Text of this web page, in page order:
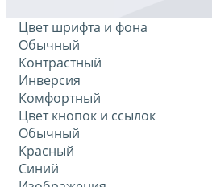
Цвет шрифта и фона
Обычный
Контрастный
Инверсия
Комфортный
Цвет кнопок и ссылок
Обычный
Красный
Синий